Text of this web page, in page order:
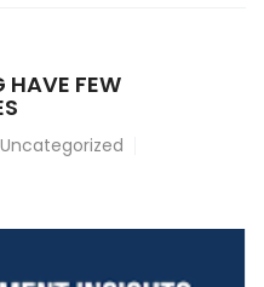
HAVE FEW
Uncategorized